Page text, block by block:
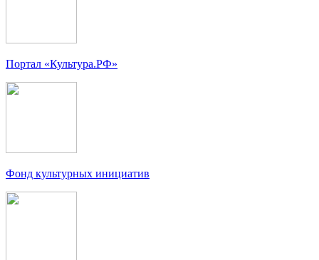
Портал «Культура.РФ»
Фонд культурных инициатив